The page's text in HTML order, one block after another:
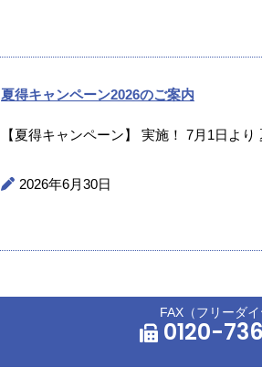
夏得キャンペーン2026のご案内
【夏得キャンペーン】 実施！ 7月1日よ
2026年6月30日
FAX（フリーダイ
0120-